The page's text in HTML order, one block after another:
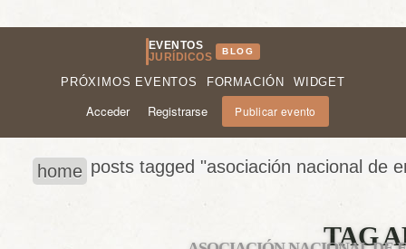
EVENTOS
JURÍDICOS
BLOG
PRÓXIMOS EVENTOS FORMACIÓN WIDGET
Acceder Registrarse Publicar evento
home posts tagged "asociación nacional de
TAG